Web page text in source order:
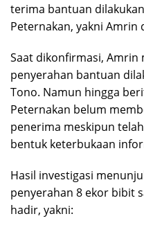
terima bantuan
Peternakan, yakni Amrin
Saat dikonfirmasi, Amrin
penyerahan bantuan
Tono. Namun hingga
Peternakan belum
penerima meskipun
bentuk keterbukaan
Hasil investigasi
penyerahan 8 ekor bibit
hadir, yakni: